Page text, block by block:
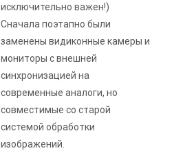
исключительно важен!)
Сначала поэтапно были
заменены видиконные камеры и
мониторы с внешней
синхронизацией на
современные аналоги, но
совместимые со старой
системой обработки
изображений.